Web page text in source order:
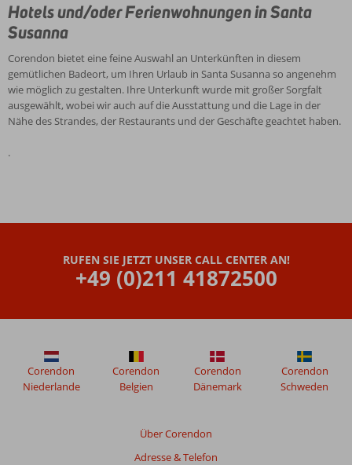
Hotels und/oder Ferienwohnungen in Santa
Susanna
Corendon bietet eine feine Auswahl an Unterkünften in diesem
gemütlichen Badeort, um Ihren Urlaub in Santa Susanna so angenehm
wie möglich zu gestalten. Ihre Unterkunft wurde mit großer Sorgfalt
ausgewählt, wobei wir auch auf die Ausstattung und die Lage in der
Nähe des Strandes, der Restaurants und der Geschäfte geachtet haben.
.
RUFEN SIE JETZT UNSER CALL CENTER AN!
+49 (0)211 41872500
Über Corendon
Adresse & Telefon
Corendon
Niederlande
Corendon
Belgien
Corendon
Dänemark
Corendon
Schweden